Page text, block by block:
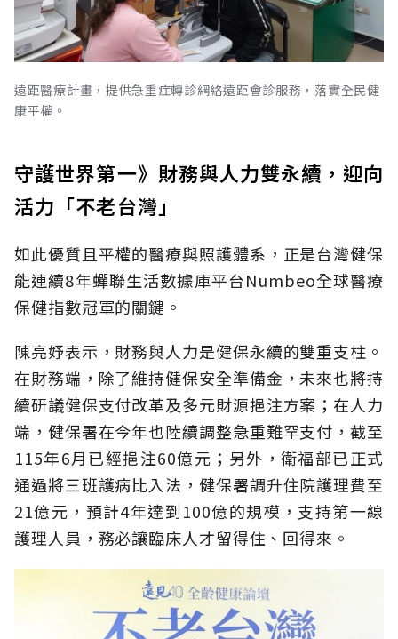
遠距醫療計畫，提供急重症轉診網絡遠距會診服務，落實全民健
康平權。
守護世界第一》財務與人力雙永續，迎向
活力「不老台灣」
如此優質且平權的醫療與照護體系，正是台灣健保
能連續8年蟬聯生活數據庫平台Numbeo全球醫療
保健指數冠軍的關鍵。
陳亮妤表示，財務與人力是健保永續的雙重支柱。
在財務端，除了維持健保安全準備金，未來也將持
續研議健保支付改革及多元財源挹注方案；在人力
端，健保署在今年也陸續調整急重難罕支付，截至
115年6月已經挹注60億元；另外，衛福部已正式
通過將三班護病比入法，健保署調升住院護理費至
21億元，預計4年達到100億的規模，支持第一線
護理人員，務必讓臨床人才留得住、回得來。